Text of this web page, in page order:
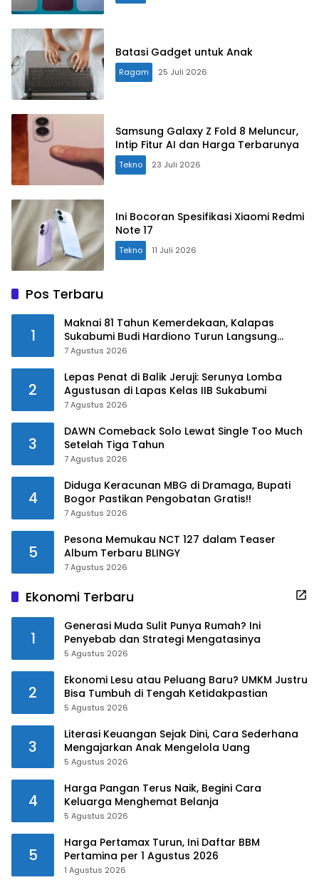
Batasi Gadget untuk Anak
Ragam 25 Juli 2026
Samsung Galaxy Z Fold 8 Meluncur,
Intip Fitur AI dan Harga Terbarunya
Tekno 23 Juli 2026
Ini Bocoran Spesifikasi Xiaomi Redmi
Note 17
Tekno 11 Juli 2026
Pos Terbaru
1
Maknai 81 Tahun Kemerdekaan, Kalapas
Sukabumi Budi Hardiono Turun Langsung
Salurkan Bantuan ke Panti Asuhan
7 Agustus 2026
2
Lepas Penat di Balik Jeruji: Serunya Lomba
Agustusan di Lapas Kelas IIB Sukabumi
7 Agustus 2026
3
DAWN Comeback Solo Lewat Single Too Much
Setelah Tiga Tahun
7 Agustus 2026
4
Diduga Keracunan MBG di Dramaga, Bupati
Bogor Pastikan Pengobatan Gratis!!
7 Agustus 2026
5
Pesona Memukau NCT 127 dalam Teaser
Album Terbaru BLINGY
7 Agustus 2026
Ekonomi Terbaru
1
Generasi Muda Sulit Punya Rumah? Ini
Penyebab dan Strategi Mengatasinya
5 Agustus 2026
2
Ekonomi Lesu atau Peluang Baru? UMKM Justru
Bisa Tumbuh di Tengah Ketidakpastian
5 Agustus 2026
3
Literasi Keuangan Sejak Dini, Cara Sederhana
Mengajarkan Anak Mengelola Uang
5 Agustus 2026
4
Harga Pangan Terus Naik, Begini Cara
Keluarga Menghemat Belanja
5 Agustus 2026
5
Harga Pertamax Turun, Ini Daftar BBM
Pertamina per 1 Agustus 2026
1 Agustus 2026